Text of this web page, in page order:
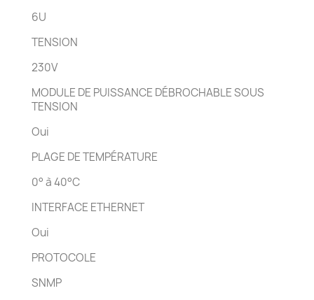
6U
TENSION
230V
MODULE DE PUISSANCE DÉBROCHABLE SOUS
TENSION
Oui
PLAGE DE TEMPÉRATURE
0° à 40°C
INTERFACE ETHERNET
Oui
PROTOCOLE
SNMP